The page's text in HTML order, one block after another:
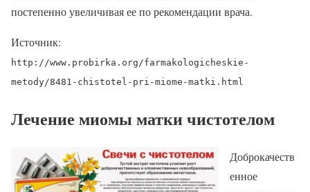
постепенно увеличивая ее по рекомендации врача.
Источник:
http://www.probirka.org/farmakologicheskie-
metody/8481-chistotel-pri-miome-matki.html
Лечение миомы матки чистотелом
Доброкачеств
енное